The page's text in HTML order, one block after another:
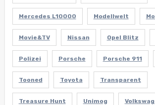
Mercedes L10000 Modellwelt
Movie&TV Nissan Opel Blitz
Polizei Porsche Porsche 911
Tooned Toyota Transparent
Treasure Hunt Unimog